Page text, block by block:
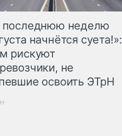
последнюю неделю
начнётся суета!»:
рискуют
не
освоить ЭТрН